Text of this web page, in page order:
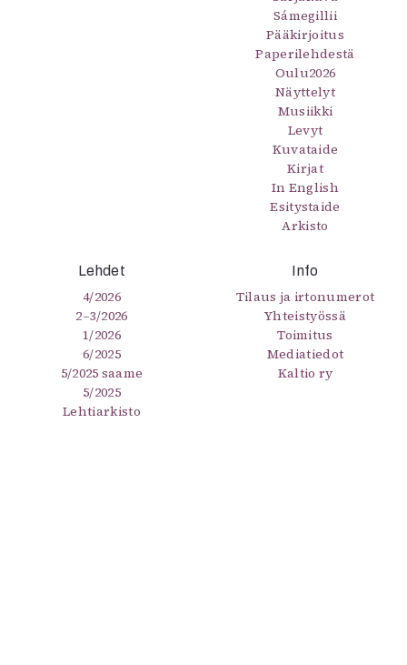
Sámegillii
Pääkirjoitus
Paperilehdestä
Oulu2026
Näyttelyt
Musiikki
Levyt
Kuvataide
Kirjat
In English
Esitystaide
Arkisto
Lehdet
4/2026
2–3/2026
1/2026
6/2025
5/2025 saame
5/2025
Lehtiarkisto
Info
Tilaus ja irtonumerot
Yhteistyössä
Toimitus
Mediatiedot
Kaltio ry